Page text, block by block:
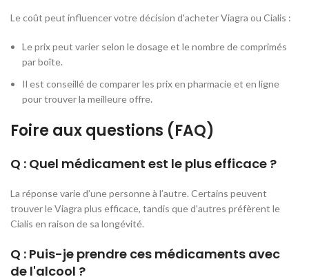
Le coût peut influencer votre décision d'acheter Viagra ou Cialis :
Le prix peut varier selon le dosage et le nombre de comprimés
par boîte.
Il est conseillé de comparer les prix en pharmacie et en ligne
pour trouver la meilleure offre.
Foire aux questions (FAQ)
Q : Quel médicament est le plus efficace ?
La réponse varie d’une personne à l’autre. Certains peuvent
trouver le Viagra plus efficace, tandis que d'autres préfèrent le
Cialis en raison de sa longévité.
Q : Puis-je prendre ces médicaments avec
de l'alcool ?